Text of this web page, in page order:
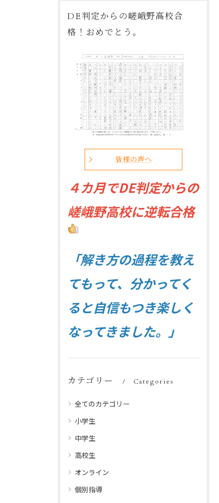
DE判定からの嵯峨野高校合
格！おめでとう。
皆様の声へ
４カ月でDE判定からの
嵯峨野高校に逆転合格
「解き方の過程を教え
てもって、分かってく
ると自信もつき楽しく
なってきました。」
カテゴリー Categories
全てのカテゴリー
小学生
中学生
高校生
オンライン
個別指導